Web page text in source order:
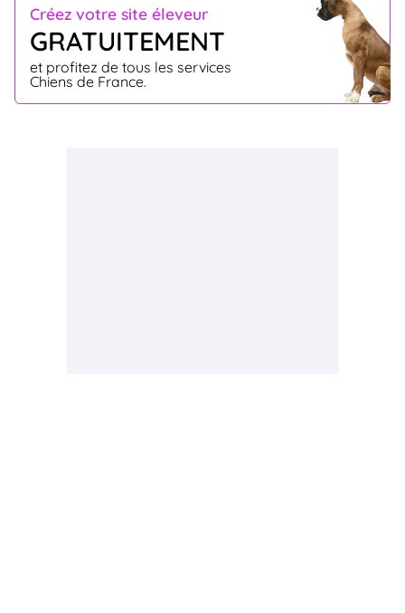
Créez votre site éleveur
GRATUITEMENT
et profitez de tous les services
Chiens de France.